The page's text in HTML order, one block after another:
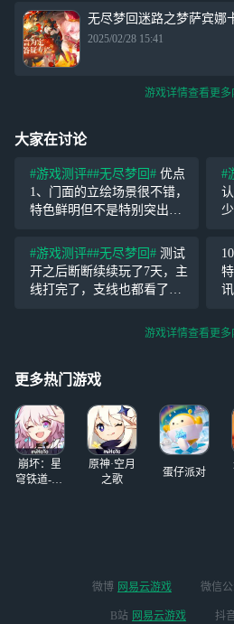
无尽梦回迷路之梦萨宾娜
2025/02/28 15:41
游戏详情查看更多
大家在讨论
#游戏测评##无尽梦回# 优点
1、门面的立绘场景很不错，
特色鲜明但不是特别突出，
动探索收集，游戏中的打击
感，特效也很好，衔接流程
自然； 2、剧情挺有趣的，
#
少 游戏派系有蛮多，可体验
#游戏测评##无尽梦回# 测试
开之后断断续续玩了7天，主
线打完了，支线也都看了，
没有主线认真。 作为一个玩
觉得还不错吧，一些玩梗的
游戏详情查看更多
更多热门游戏
崩坏：星
穹铁道-4.4
原神·空月
之歌
蛋仔派对
微博 网易云游戏 微信
B站 网易云游戏 抖